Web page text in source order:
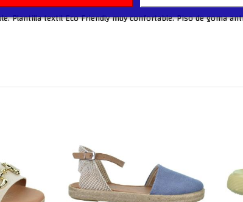
Plantilla textil Eco Friendly muy confortable. Piso de goma